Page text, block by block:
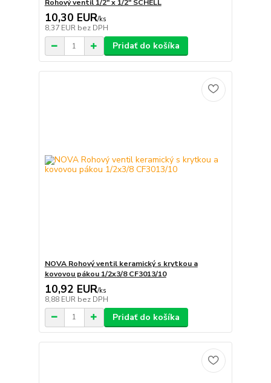
Rohový ventil 1/2" x 1/2" SCHELL
10,30 EUR/ks
8,37 EUR bez DPH
Pridať do košíka
NOVA Rohový ventil keramický s krytkou a
kovovou pákou 1/2x3/8 CF3013/10
10,92 EUR/ks
8,88 EUR bez DPH
Pridať do košíka